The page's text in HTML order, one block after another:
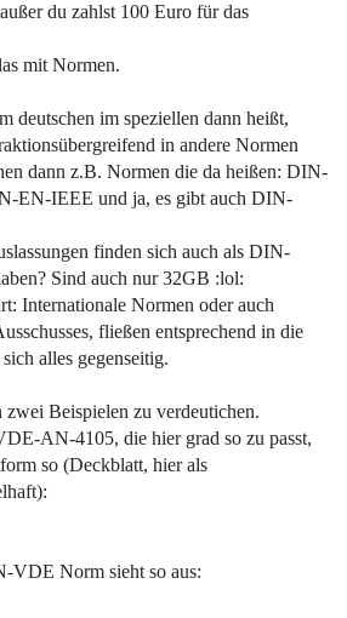
du zahlst 100 Euro für das
mit Normen.
deutschen im speziellen dann heißt,
in andere Normen
dann z.B. Normen die da heißen: DIN-
EN-IEEE und ja, es gibt auch DIN-
finden sich auch als DIN-
Sind auch nur 32GB :lol:
Internationale Normen oder auch
fließen entsprechend in die
alles gegenseitig.
Beispielen zu verdeutichen.
AN-4105, die hier grad so zu passt,
so (Deckblatt, hier als
VDE Norm sieht so aus: